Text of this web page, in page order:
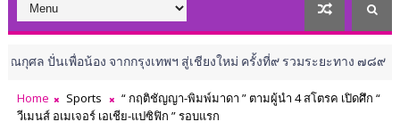
น้อง จากกรุงเทพฯ สู่เชียงใหม่ ครั้งที่๙ รวมระยะทาง ๗๘๙ กิโลเมตร
Home Sports
“ กฤติชัญญา-พิมพ์มาดา ” ตามผู้นำ 4 สโตรค เปิดศึก “
วีเมนส์ อเมเจอร์ เอเชีย-แปซิฟิก ” รอบแรก